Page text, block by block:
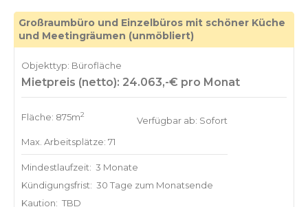
Großraumbüro und Einzelbüros mit schöner Küche
und Meetingräumen (unmöbliert)
Objekttyp: Bürofläche
Mietpreis (netto): 24.063,-€ pro Monat
Fläche: 875m2
Max. Arbeitsplätze: 71
Verfügbar ab: Sofort
Mindestlaufzeit: 3 Monate
Kündigungsfrist: 30 Tage zum Monatsende
Kaution: TBD